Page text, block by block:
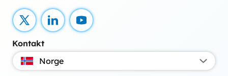
X LinkedInYouTube
Kontakt
Norge